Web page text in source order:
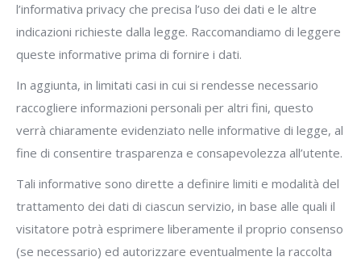
l’informativa privacy che precisa l’uso dei dati e le altre
indicazioni richieste dalla legge. Raccomandiamo di leggere
queste informative prima di fornire i dati.
In aggiunta, in limitati casi in cui si rendesse necessario
raccogliere informazioni personali per altri fini, questo
verrà chiaramente evidenziato nelle informative di legge, al
fine di consentire trasparenza e consapevolezza all’utente.
Tali informative sono dirette a definire limiti e modalità del
trattamento dei dati di ciascun servizio, in base alle quali il
visitatore potrà esprimere liberamente il proprio consenso
(se necessario) ed autorizzare eventualmente la raccolta